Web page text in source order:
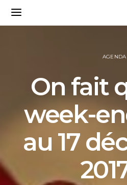
AGENDA
On fait
week-
au 17